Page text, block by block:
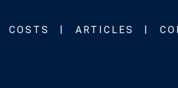
COSTS ARTICLES